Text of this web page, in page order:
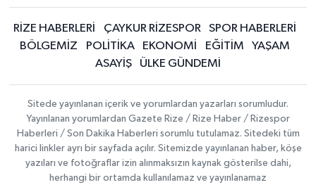
RİZE HABERLERİ ÇAYKUR RİZESPOR
SPOR HABERLERİ
BÖLGEMİZ
POLİTİKA EKONOMİ EĞİTİM
YAŞAM
ASAYİŞ
ÜLKE GÜNDEMİ
Sitede yayınlanan içerik ve yorumlardan yazarları sorumludur.
Yayınlanan yorumlardan Gazete Rize / Rize Haber / Rizespor
Haberleri / Son Dakika Haberleri sorumlu tutulamaz. Sitedeki tüm
harici linkler ayrı bir sayfada açılır. Sitemizde yayınlanan haber, köşe
yazıları ve fotoğraflar izin alınmaksızın kaynak gösterilse dahi,
herhangi bir ortamda kullanılamaz ve yayınlanamaz